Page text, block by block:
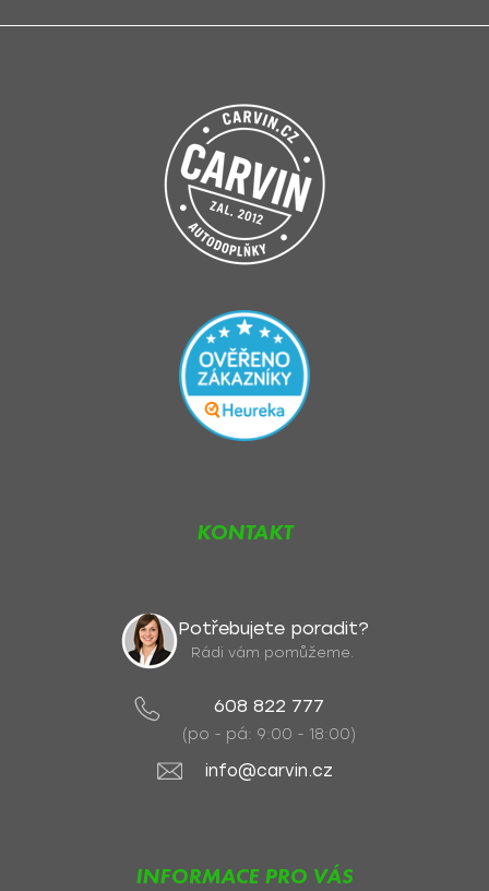
KONTAKT
Potřebujete poradit?
Rádi vám pomůžeme.
608 822 777
(po - pá: 9:00 - 18:00)
info@carvin.cz
INFORMACE PRO VÁS